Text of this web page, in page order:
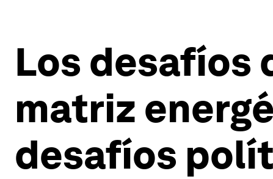
Los desafíos
matriz
desafíos